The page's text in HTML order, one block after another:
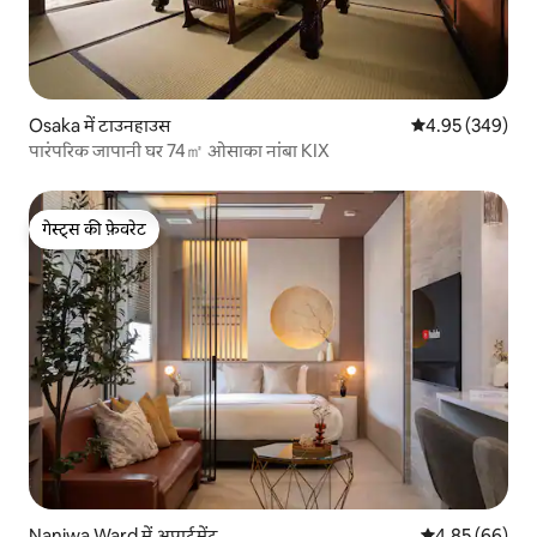
Osaka में टाउनहाउस औसत रेटिंग 5 में से
4.95 (349)
पारंपरिक जापानी घर 74㎡ ओसाका नांबा KIX
गेस्ट्स की फ़ेवरेट
गेस्ट्स की फ़ेवरेट